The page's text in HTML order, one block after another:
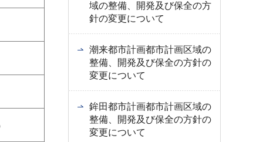
域の整備、開発及び保全の方
針の変更について
潮来都市計画都市計画区域の
整備、開発及び保全の方針の
変更について
鉾田都市計画都市計画区域の
整備、開発及び保全の方針の
変更について